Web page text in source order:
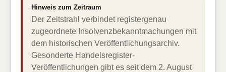
Hinweis zum Zeitraum
Der Zeitstrahl verbindet registergenau
zugeordnete Insolvenzbekanntmachungen mit
dem historischen Veröffentlichungsarchiv.
Gesonderte Handelsregister-
Veröffentlichungen gibt es seit dem 2. August